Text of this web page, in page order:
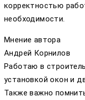
корректностью
необходимости.
Мнение автора
Андрей Корнилов
Работаю в
установкой окон и
Также важно